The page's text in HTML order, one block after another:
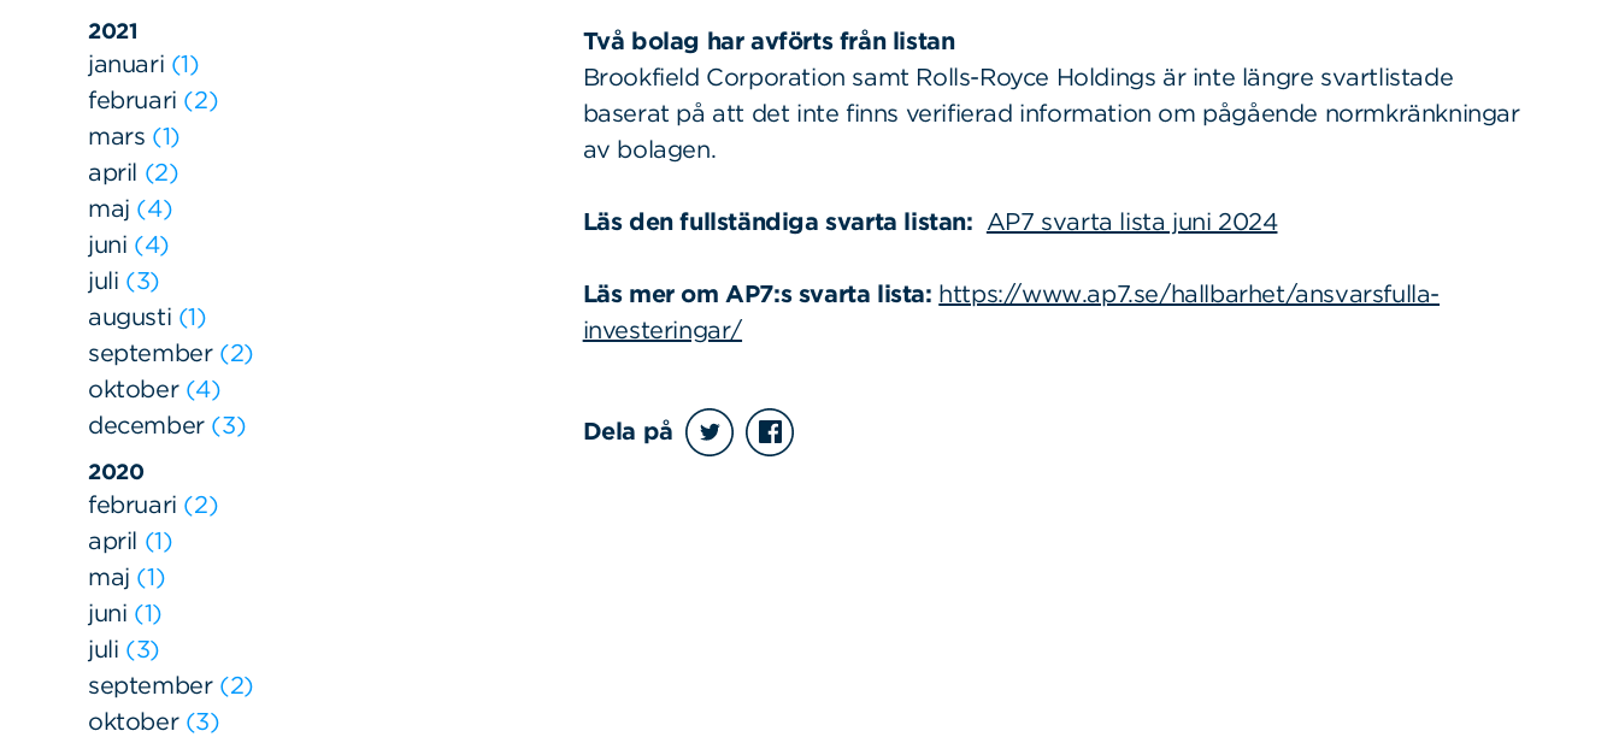
2021
januari
1
februari
2
mars
1
april
2
maj
4
juni
4
juli
3
augusti
1
september
2
oktober
4
december
3
2020
februari
2
april
1
maj
1
juni
1
juli
3
september
2
oktober
3
Två bolag har avförts från listan
Brookfield Corporation samt Rolls-Royce Holdings är inte längre svartlistade
baserat på att det inte finns verifierad information om pågående normkränkningar
av bolagen.
Läs den fullständiga svarta listan: AP7 svarta lista juni 2024
Läs mer om AP7:s svarta lista: https://www.ap7.se/hallbarhet/ansvarsfulla-
investeringar/
Dela på